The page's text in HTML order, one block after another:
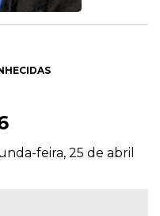
feira, 25 de abril